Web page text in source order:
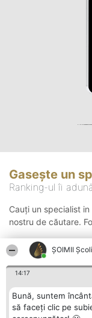
ŞOIMII
14:17
Bună, suntem
să faceți clic pe
Gasește un
Ranking-ul îi
Cauți un specialist
nostru de căutare.